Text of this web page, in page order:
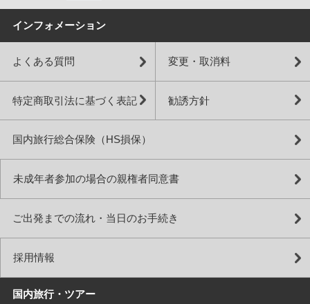
インフォメーション
よくある質問 変更・取消料
特定商取引法に基づく表記 勧誘方針
国内旅行総合保険（HS損保）
未成年者参加の場合の親権者同意書
ご出発までの流れ・当日のお手続き
採用情報
国内旅行・ツアー